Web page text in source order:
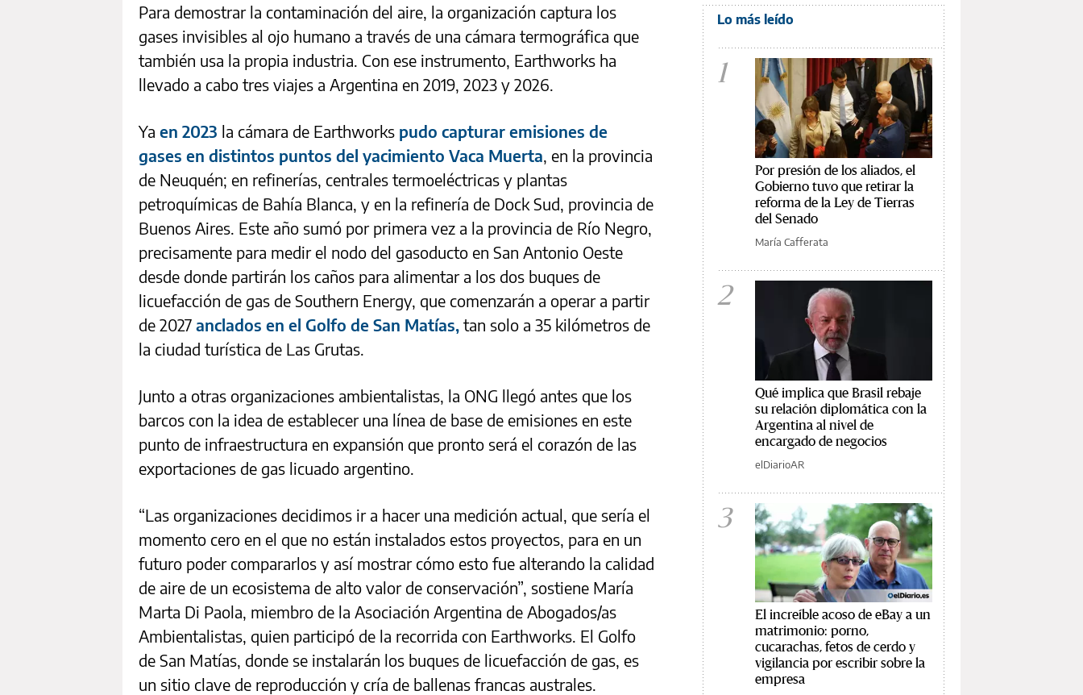
Para demostrar la contaminación del aire, la organización captura los
gases invisibles al ojo humano a través de una cámara termográfica que
también usa la propia industria. Con ese instrumento, Earthworks ha
llevado a cabo tres viajes a Argentina en 2019, 2023 y 2026.
Ya en 2023 la cámara de Earthworks pudo capturar emisiones de
gases en distintos puntos del yacimiento Vaca Muerta, en la provincia
de Neuquén; en refinerías, centrales termoeléctricas y plantas
petroquímicas de Bahía Blanca, y en la refinería de Dock Sud, provincia de
Buenos Aires. Este año sumó por primera vez a la provincia de Río Negro,
precisamente para medir el nodo del gasoducto en San Antonio Oeste
desde donde partirán los caños para alimentar a los dos buques de
licuefacción de gas de Southern Energy, que comenzarán a operar a partir
de 2027 anclados en el Golfo de San Matías, tan solo a 35 kilómetros de
la ciudad turística de Las Grutas.
Junto a otras organizaciones ambientalistas, la ONG llegó antes que los
barcos con la idea de establecer una línea de base de emisiones en este
punto de infraestructura en expansión que pronto será el corazón de las
exportaciones de gas licuado argentino.
“Las organizaciones decidimos ir a hacer una medición actual, que sería el
momento cero en el que no están instalados estos proyectos, para en un
futuro poder compararlos y así mostrar cómo esto fue alterando la calidad
de aire de un ecosistema de alto valor de conservación”, sostiene María
Marta Di Paola, miembro de la Asociación Argentina de Abogados/as
Ambientalistas, quien participó de la recorrida con Earthworks. El Golfo
de San Matías, donde se instalarán los buques de licuefacción de gas, es
un sitio clave de reproducción y cría de ballenas francas australes.
Lo más leído
1
Por presión de los aliados, el
Gobierno tuvo que retirar la
reforma de la Ley de Tierras
del Senado
María Cafferata
2
Qué implica que Brasil rebaje
su relación diplomática con la
Argentina al nivel de
encargado de negocios
elDiarioAR
3
El increíble acoso de eBay a un
matrimonio: porno,
cucarachas, fetos de cerdo y
vigilancia por escribir sobre la
empresa